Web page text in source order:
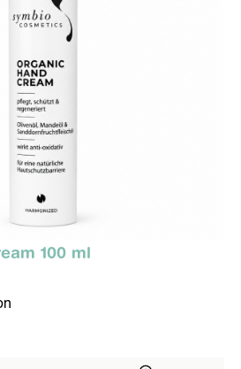
100 ml